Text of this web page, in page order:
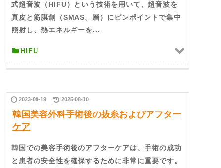
式超音波（HIFU）という技術を用いて、超音波を
真皮と筋膜創（SMAS。層）にピンポイントで集中
照射し、熱エネルギーを...
HIFU
2023-09-19 2025-08-10
韓国美容外科手術後の抜糸およびアフター
ケア
韓国での美容手術後のアフターケアは、手術の成功
と患者の安全性を確保するために非常に重要です。